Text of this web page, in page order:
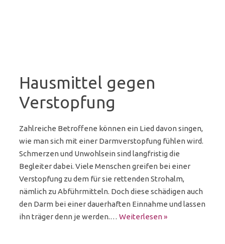
Hausmittel gegen
Verstopfung
Zahlreiche Betroffene können ein Lied davon singen,
wie man sich mit einer Darmverstopfung fühlen wird.
Schmerzen und Unwohlsein sind langfristig die
Begleiter dabei. Viele Menschen greifen bei einer
Verstopfung zu dem für sie rettenden Strohalm,
nämlich zu Abführmitteln. Doch diese schädigen auch
den Darm bei einer dauerhaften Einnahme und lassen
ihn träger denn je werden.… Weiterlesen »